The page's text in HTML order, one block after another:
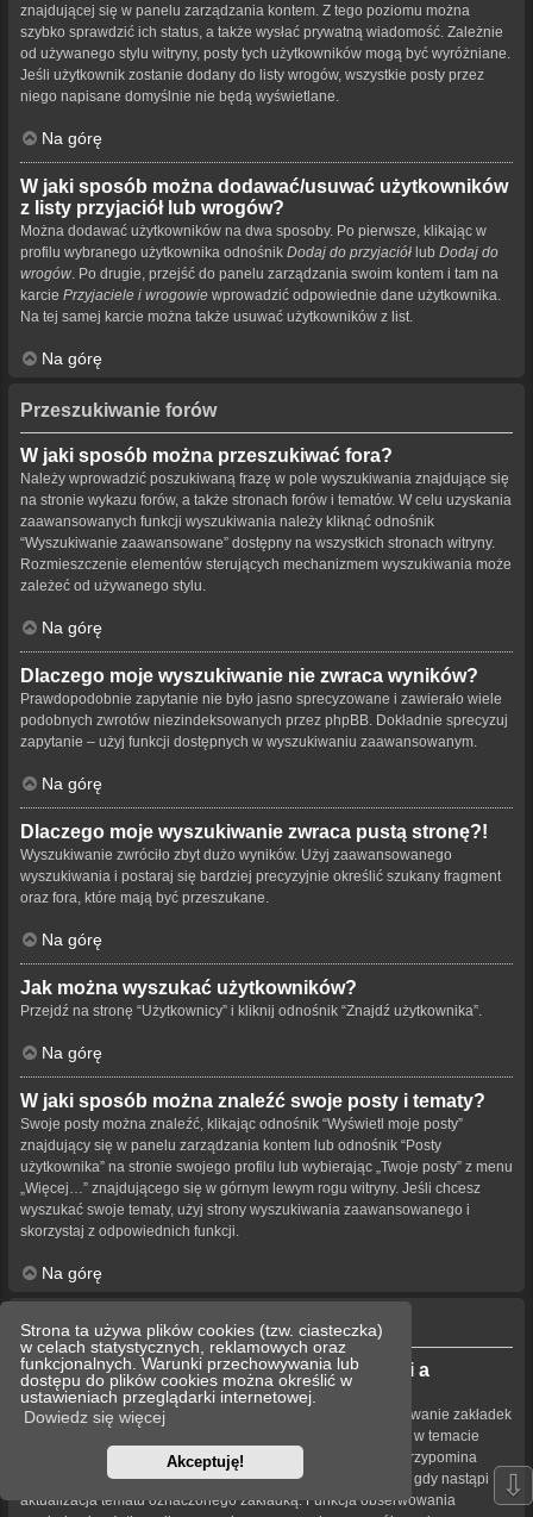
Strona ta używa plików cookies (tzw. ciasteczka)
w celach statystycznych, reklamowych oraz
funkcjonalnych. Warunki przechowywania lub
dostępu do plików cookies można określić w
ustawieniach przeglądarki internetowej.
Dowiedz się więcej
Akceptuję!
znajdującej się w panelu zarządzania kontem. Z tego poziomu można
szybko sprawdzić ich status, a także wysłać prywatną wiadomość. Zależnie
od używanego stylu witryny, posty tych użytkowników mogą być wyróżniane.
Jeśli użytkownik zostanie dodany do listy wrogów, wszystkie posty przez
niego napisane domyślnie nie będą wyświetlane.
Na górę
W jaki sposób można dodawać/usuwać użytkowników
z listy przyjaciół lub wrogów?
Można dodawać użytkowników na dwa sposoby. Po pierwsze, klikając w
profilu wybranego użytkownika odnośnik Dodaj do przyjaciół lub Dodaj do
wrogów . Po drugie, przejść do panelu zarządzania swoim kontem i tam na
karcie Przyjaciele i wrogowie wprowadzić odpowiednie dane użytkownika.
Na tej samej karcie można także usuwać użytkowników z list.
Na górę
Przeszukiwanie forów
W jaki sposób można przeszukiwać fora?
Należy wprowadzić poszukiwaną frazę w pole wyszukiwania znajdujące się
na stronie wykazu forów, a także stronach forów i tematów. W celu uzyskania
zaawansowanych funkcji wyszukiwania należy kliknąć odnośnik
“Wyszukiwanie zaawansowane” dostępny na wszystkich stronach witryny.
Rozmieszczenie elementów sterujących mechanizmem wyszukiwania może
zależeć od używanego stylu.
Na górę
Dlaczego moje wyszukiwanie nie zwraca wyników?
Prawdopodobnie zapytanie nie było jasno sprecyzowane i zawierało wiele
podobnych zwrotów niezindeksowanych przez phpBB. Dokładnie sprecyzuj
zapytanie – użyj funkcji dostępnych w wyszukiwaniu zaawansowanym.
Na górę
Dlaczego moje wyszukiwanie zwraca pustą stronę?!
Wyszukiwanie zwróciło zbyt dużo wyników. Użyj zaawansowanego
wyszukiwania i postaraj się bardziej precyzyjnie określić szukany fragment
oraz fora, które mają być przeszukane.
Na górę
Jak można wyszukać użytkowników?
Przejdź na stronę “Użytkownicy” i kliknij odnośnik “Znajdź użytkownika”.
Na górę
W jaki sposób można znaleźć swoje posty i tematy?
Swoje posty można znaleźć, klikając odnośnik “Wyświetl moje posty”
znajdujący się w panelu zarządzania kontem lub odnośnik “Posty
użytkownika” na stronie swojego profilu lub wybierając „Twoje posty” z menu
„Więcej…” znajdującego się w górnym lewym rogu witryny. Jeśli chcesz
wyszukać swoje tematy, użyj strony wyszukiwania zaawansowanego i
skorzystaj z odpowiednich funkcji.
Na górę
Obserwowanie tematów i zakładki
Jaka jest różnica między dodaniem zakładki a
obserwowaniem?
Dodawanie zakładek w phpBB 3.0 działa podobnie jak dodawanie zakładek
w przeglądarce. Użytkownik nie dostaje powiadomienia, gdy w temacie
pojawia się nowa treść. W phpBB 3.1 dodawanie zakładek przypomina
obserwowanie tematu. Użytkownik może być powiadamiany, gdy nastąpi
aktualizacja tematu oznaczonego zakładką. Funkcja obserwowania
⇩